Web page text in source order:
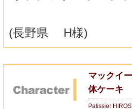
(長野県 H様)
マックイ
体ケーキ
Patissier